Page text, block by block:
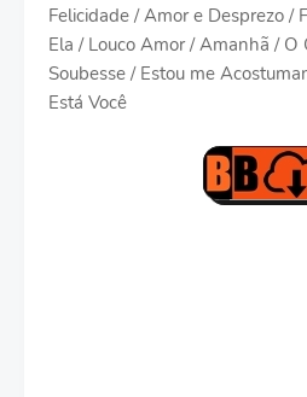
Felicidade / Amor e Desprezo /
Ela / Louco Amor / Amanhã / O
Soubesse / Estou me
Está Você